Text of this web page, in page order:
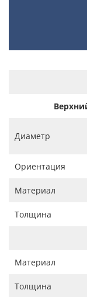
Диаметр
Ориентация
Материал
Толщина
Материал
Толщина